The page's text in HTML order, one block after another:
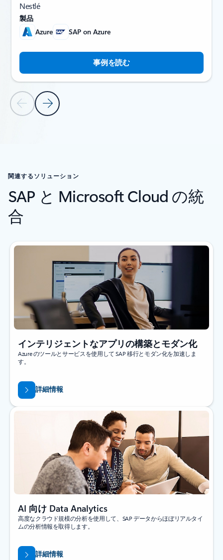
前のスライド次のスライド
Nestlé
製品
Azure
SAP on Azure
事例を読む
関連するソリューション
SAP と Microsoft Cloud の統
合
インテリジェントなアプリの構築とモダン化
Azure のツールとサービスを使用して SAP 移行とモダン化を加速しま
す。
詳細情報
AI 向け Data Analytics
高度なクラウド規模の分析を使用して、SAP データからほぼリアルタイ
ムの分析情報を取得します。
詳細情報